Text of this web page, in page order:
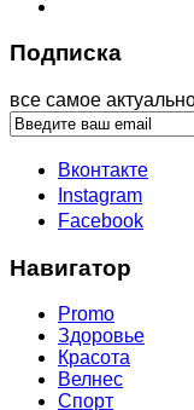
Подписка
все самое
Вконтакте
Instagram
Facebook
Навигатор
Promo
Здоровье
Красота
Велнес
Спорт